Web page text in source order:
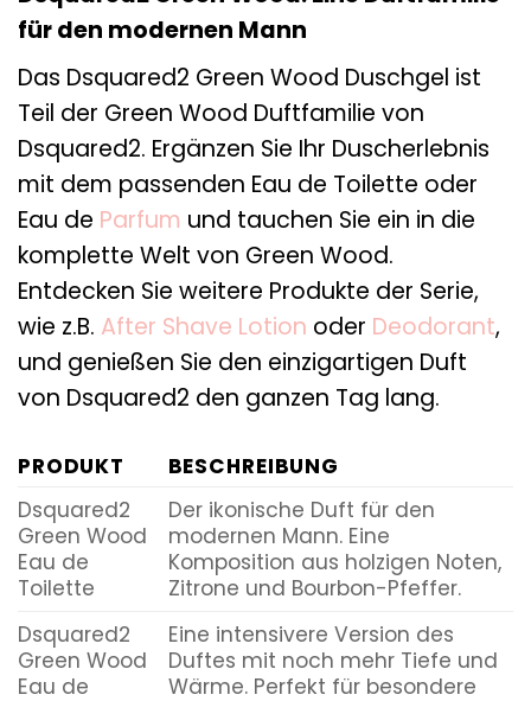
für den modernen Mann
Das Dsquared2 Green Wood Duschgel ist
Teil der Green Wood Duftfamilie von
Dsquared2. Ergänzen Sie Ihr Duscherlebnis
mit dem passenden Eau de Toilette oder
Eau de Parfum und tauchen Sie ein in die
komplette Welt von Green Wood.
Entdecken Sie weitere Produkte der Serie,
wie z.B. After Shave Lotion oder Deodorant,
und genießen Sie den einzigartigen Duft
von Dsquared2 den ganzen Tag lang.
PRODUKT
BESCHREIBUNG
Dsquared2
Green Wood
Eau de
Toilette
Der ikonische Duft für den
modernen Mann. Eine
Komposition aus holzigen Noten,
Zitrone und Bourbon-Pfeffer.
Dsquared2
Green Wood
Eau de
Eine intensivere Version des
Duftes mit noch mehr Tiefe und
Wärme. Perfekt für besondere